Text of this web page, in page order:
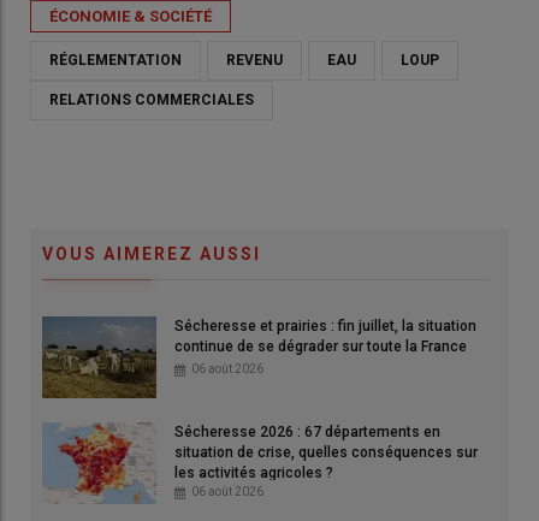
ministre de l’Agriculture, a affirmé à l’issue du vote que le texte
de loi apportait des solutions concrètes aux agricutleurs.
© Capture d'écran Assemblée nationale
Le projet de loi d'urgence est adopté ce 2 juin
Trois amendements de la loi d’urgence agricole
adoptés et jugés contraires au droit européen par le
ÉCONOMIE & SOCIÉTÉ
RÉGLEMENTATION REVENU EAU LOUP
RELATIONS COMMERCIALES
VOUS AIMEREZ AUSSI
Sécheresse et prairies : fin juillet, la situation
continue de se dégrader sur toute la France
06 août 2026
Sécheresse 2026 : 67 départements en
situation de crise, quelles conséquences sur
les activités agricoles ?
06 août 2026